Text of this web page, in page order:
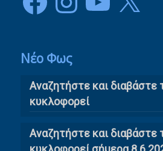
Νέο Φως
Αναζητήστε και
κυκλοφορεί
Αναζητήστε και